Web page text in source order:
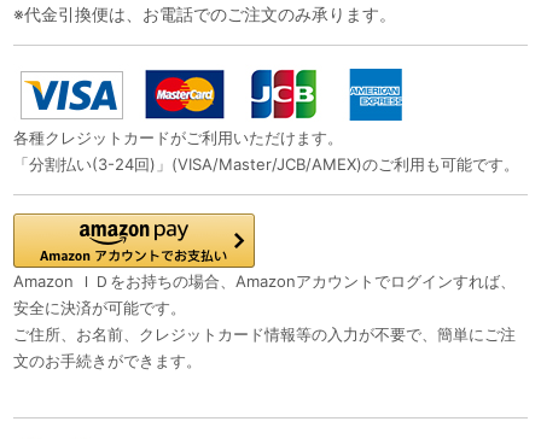
※代金引換便は、お電話でのご注文のみ承ります。
各種クレジットカードがご利用いただけます。
「分割払い(3-24回)」(VISA/Master/JCB/AMEX)のご利用も可能です。
Amazon ＩＤをお持ちの場合、Amazonアカウントでログインすれば、
安全に決済が可能です。
ご住所、お名前、クレジットカード情報等の入力が不要で、簡単にご注
文のお手続きができます。